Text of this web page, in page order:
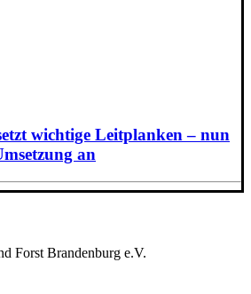
wichtige Leitplanken – nun
an
Forst Brandenburg e.V.